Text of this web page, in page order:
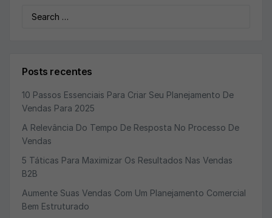
Search
Posts recentes
10 Passos Essenciais Para Criar Seu Planejamento De
Vendas Para 2025
A Relevância Do Tempo De Resposta No Processo De
Vendas
5 Táticas Para Maximizar Os Resultados Nas Vendas
B2B
Aumente Suas Vendas Com Um Planejamento Comercial
Bem Estruturado